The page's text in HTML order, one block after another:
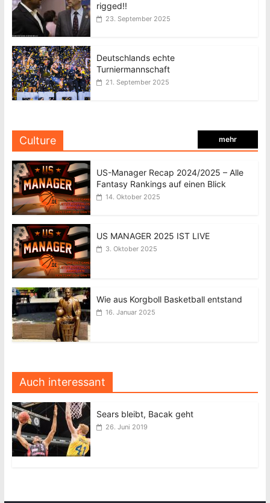
rigged!!
23. September 2025
Deutschlands echte
Turniermannschaft
21. September 2025
Culture mehr
US-Manager Recap 2024/2025 – Alle
Fantasy Rankings auf einen Blick
14. Oktober 2025
US MANAGER 2025 IST LIVE
3. Oktober 2025
Wie aus Korgboll Basketball entstand
16. Januar 2025
Auch interessant
Sears bleibt, Bacak geht
26. Juni 2019